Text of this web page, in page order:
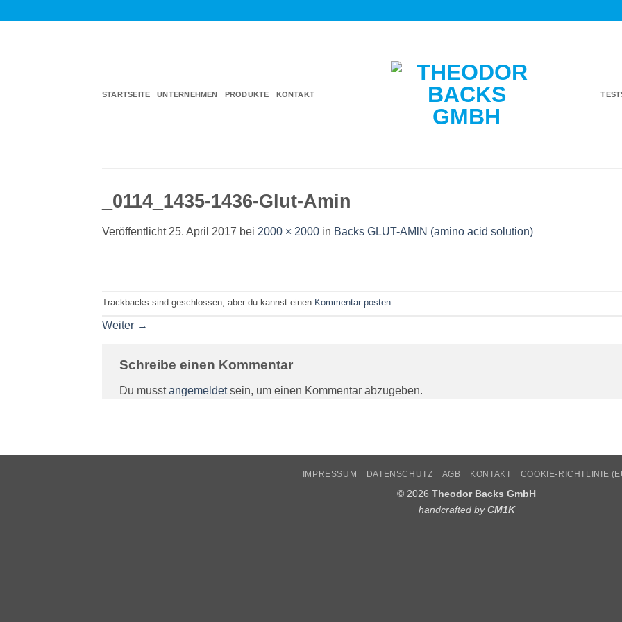
STARTSEITE UNTERNEHMEN PRODUKTE KONTAKT
_0114_1435-1436-Glut-Amin
Veröffentlicht 25. April 2017 bei 2000 × 2000 in Backs GLUT-AMlN (amino acid solution)
Trackbacks sind geschlossen, aber du kannst einen Kommentar posten
Weiter →
Schreibe einen Kommentar
Du musstangemeldetsein, um einen Kommentar abzugeben.
IMPRESSUM DATENSCHUTZ AGB KONTAKT COOKIE-RICHTLINIE
© 2026 Theodor Backs GmbH
handcrafted byCM1K